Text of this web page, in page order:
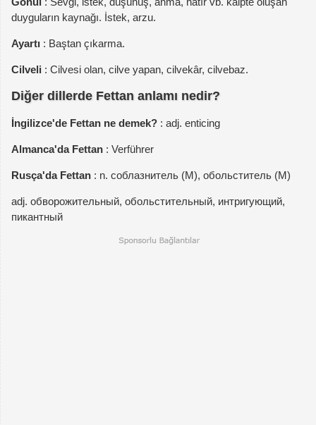
duyguların kaynağı. İstek, arzu.
Ayartı : Baştan çıkarma.
Cilveli : Cilvesi olan, cilve yapan, cilvekâr, cilvebaz.
Diğer dillerde Fettan anlamı nedir?
İngilizce'de Fettan ne demek? : adj. enticing
Almanca'da Fettan : Verführer
Rusça'da Fettan : n. соблазнитель (M), обольститель (M)
adj. обворожительный, обольстительный, интригующий,
пикантный